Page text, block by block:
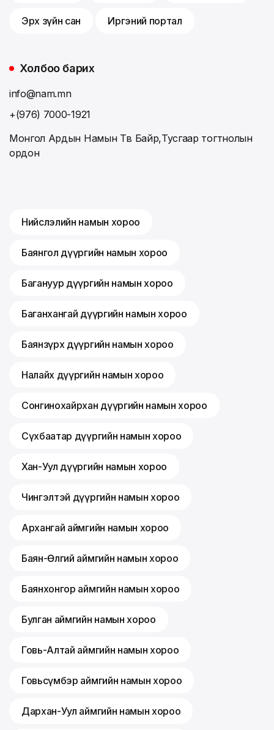
Эрх зүйн сан Иргэний портал
Холбоо барих
info@nam.mn
+(976) 7000-1921
Монгол Ардын Намын Төв Байр,Тусгаар тогтнолын
ордон
Нийслэлийн намын хороо
Баянгол дүүргийн намын хороо
Багануур дүүргийн намын хороо
Баганхангай дүүргийн намын хороо
Баянзүрх дүүргийн намын хороо
Налайх дүүргийн намын хороо
Сонгинохайрхан дүүргийн намын хороо
Сүхбаатар дүүргийн намын хороо
Хан-Уул дүүргийн намын хороо
Чингэлтэй дүүргийн намын хороо
Архангай аймгийн намын хороо
Баян-Өлгий аймгийн намын хороо
Баянхонгор аймгийн намын хороо
Булган аймгийн намын хороо
Говь-Алтай аймгийн намын хороо
Говьсүмбэр аймгийн намын хороо
Дархан-Уул аймгийн намын хороо